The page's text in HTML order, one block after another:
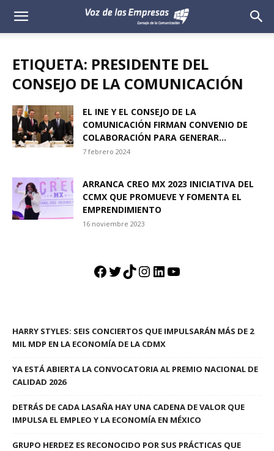
Voz
Empresas
ETIQUETA: PRESIDENTE DEL
CONSEJO DE LA COMUNICACIÓN
EL INE Y EL CONSEJO DE LA
COMUNICACIÓN FIRMAN CONVENIO DE
COLABORACIÓN PARA GENERAR...
7 febrero 2024
ARRANCA CREO MX 2023 INICIATIVA DEL
CCMX QUE PROMUEVE Y FOMENTA EL
EMPRENDIMIENTO
16 noviembre 2023
Facebook
Twitter
TikTok
Instagram
LinkedIn
YouTube
HARRY STYLES: SEIS CONCIERTOS QUE IMPULSARÁN MÁS DE 2
MIL MDP EN LA ECONOMÍA DE LA CDMX
YA ESTÁ ABIERTA LA CONVOCATORIA AL PREMIO NACIONAL DE
CALIDAD 2026
DETRÁS DE CADA LASAÑA HAY UNA CADENA DE VALOR QUE
IMPULSA EL EMPLEO Y LA ECONOMÍA EN MÉXICO
GRUPO HERDEZ ES RECONOCIDO POR SUS PRÁCTICAS QUE